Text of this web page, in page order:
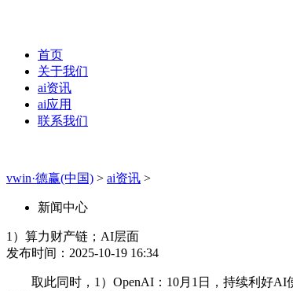
首页
关于我们
ai资讯
ai应用
联系我们
vwin·德赢(中国) > ai资讯 >
新闻中心
1）算力财产链；AI层面
发布时间：2025-10-19 16:34
取此同时，1）OpenAI：10月1日，持续利好AI